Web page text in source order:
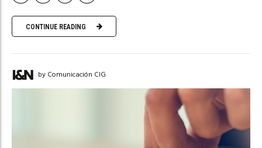
CONTINUE READING
by Comunicación CIG